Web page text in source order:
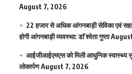
August 7, 2026
22 हजार से अधिक आंगनबाड़ी सेविका एवं
होगी आंगनबाड़ी व्यवस्था: डाॅ श्वेता गुप्ता
आईजीआईएमएस काे मिली आधुनिक स्वास्थ्य
लोकार्पणAugust 7, 2026